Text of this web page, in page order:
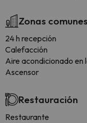
Zonas comunes
24 h recepción
Calefacción
Aire acondicionado en
Ascensor
Restauración
Restaurante